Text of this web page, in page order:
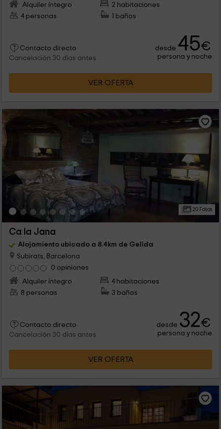
Alquiler íntegro
2 habitaciones
4 personas
1 baños
Contacto directo
Cancelación 30 días antes
desde 45€
persona y noche
VER OFERTA
20 Fotos
Ca la Jana
Alojamiento ubicado a 8.4km de Gelida
Subirats, Barcelona
0 opiniones
Alquiler íntegro
4 habitaciones
8 personas
3 baños
Contacto directo
Cancelación 30 días antes
desde 32€
persona y noche
VER OFERTA